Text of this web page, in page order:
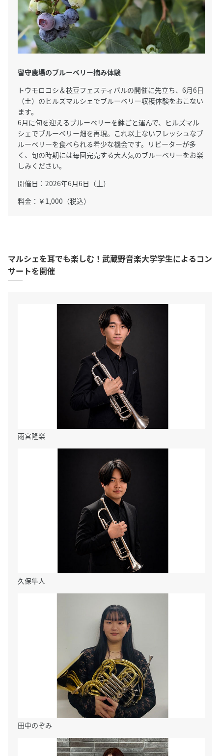
留守農場のブルーベリー摘み体験
トウモロコシ＆枝豆フェスティバルの開催に先立ち、6月6日
（土）のヒルズマルシェでブルーベリー収穫体験をおこない
ます。
6月に旬を迎えるブルーベリーを鉢ごと運んで、ヒルズマル
シェでブルーベリー畑を再現。これ以上ないフレッシュなブ
ルーベリーを食べられる希少な機会です。リピーターが多
く、旬の時期には毎回完売する大人気のブルーベリーをお楽
しみください。
開催日：2026年6月6日（土）
料金：￥1,000（税込）
マルシェを耳でも楽しむ！武蔵野音楽大学学生によるコン
サートを開催
雨宮隆楽
久保隼人
田中のぞみ